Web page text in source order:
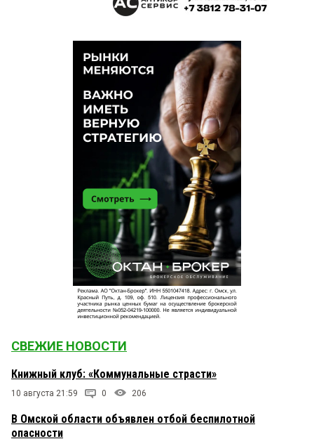
СВЕЖИЕ НОВОСТИ
Книжный клуб: «Коммунальные страсти»
10 августа 21:59 0 206
В Омской области объявлен отбой беспилотной
опасности